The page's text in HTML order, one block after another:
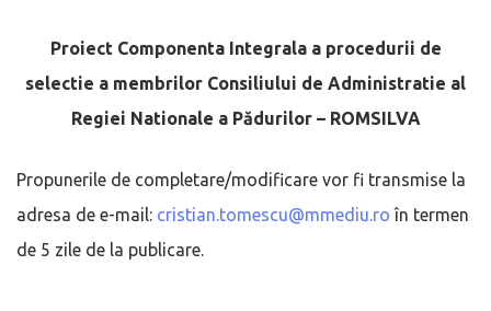
Proiect Componenta Integrala a procedurii de
selectie a membrilor Consiliului de Administratie al
Regiei Nationale a Pădurilor – ROMSILVA
Propunerile de completare/modificare vor fi transmise la
adresa de e-mail: cristian.tomescu@mmediu.ro în termen
de 5 zile de la publicare.